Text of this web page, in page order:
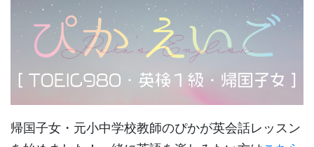
帰国子女・元小中学校教師のぴかが英会話レッスン